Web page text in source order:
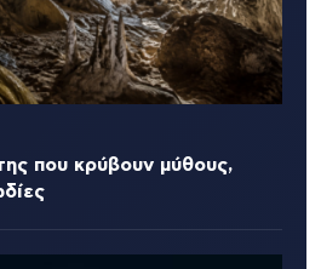
που κρύβουν μύθους,